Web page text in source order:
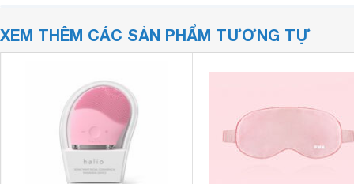
XEM THÊM CÁC SẢN PHẨM TƯƠNG TỰ